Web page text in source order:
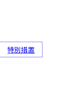
特別措置